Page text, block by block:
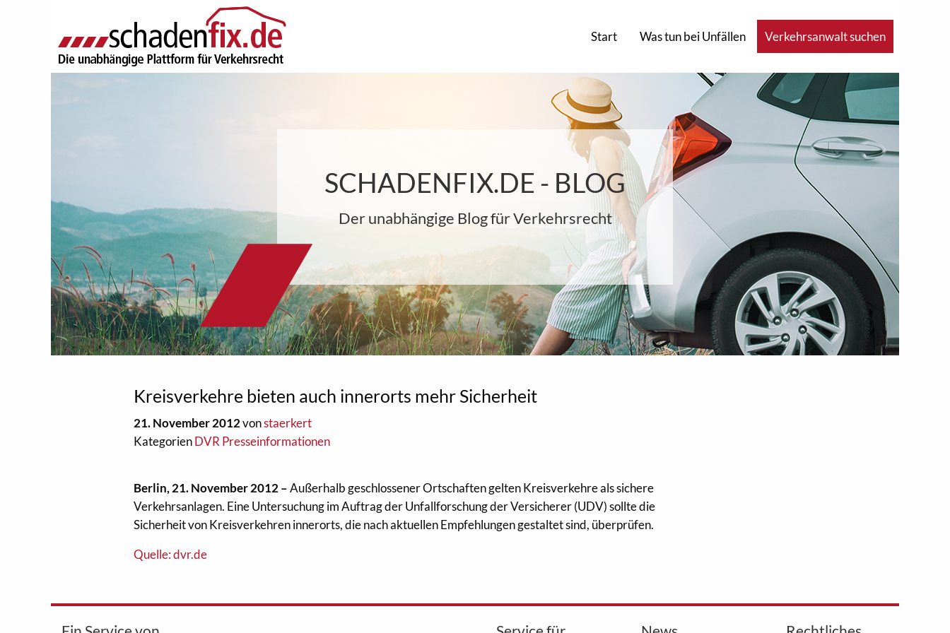
Start Was tun bei Unfällen Verkehrsanwalt suchen
SCHADENFIX.DE - BLOG
Der unabhängige Blog für Verkehrsrecht
Kreisverkehre bieten auch innerorts mehr Sicherheit
21. November 2012vonstaerkert
KategorienDVR Presseinformationen
Berlin, 21. November 2012 –Außerhalb geschlossener Ortschaften gelten Kreisverkehre als sichere
Verkehrsanlagen. Eine Untersuchung im Auftrag der Unfallforschung der Versicherer (UDV) sollte die
Sicherheit von Kreisverkehren innerorts, die nach aktuellen Empfehlungen gestaltet sind, überprüfen.
Quelle: dvr.de